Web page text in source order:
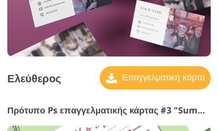
Ελεύθερος Επαγγελματική κάρτα
Πρότυπο Ps επαγγελματικής κάρτας #3 "Summertime Joys"